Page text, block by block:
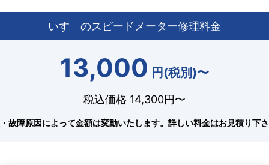
いすゞのスピードメーター修理料金
13,000 円(税別)〜
税込価格 14,300円〜
故障原因によって金額は変動いたします。 詳しい料金はお見積り下